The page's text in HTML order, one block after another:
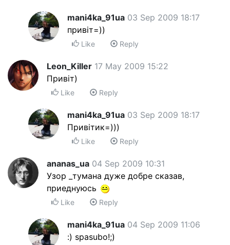
mani4ka_91ua 03 Sep 2009 18:17
привіт=))
Like Reply
Leon_Killer 17 May 2009 15:22
Привіт)
Like Reply
mani4ka_91ua 03 Sep 2009 18:17
Привітик=)))
Like Reply
ananas_ua 04 Sep 2009 10:31
Узор _тумана дуже добре сказав,
приеднуюсь
Like Reply
mani4ka_91ua 04 Sep 2009 11:06
:) spasubo!;)